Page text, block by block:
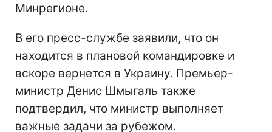
Минрегионе.
В его пресс-службе заявили, что он
находится в плановой командировке и
вскоре вернется в Украину. Премьер-
министр Денис Шмыгаль также
подтвердил, что министр выполняет
важные задачи за рубежом.